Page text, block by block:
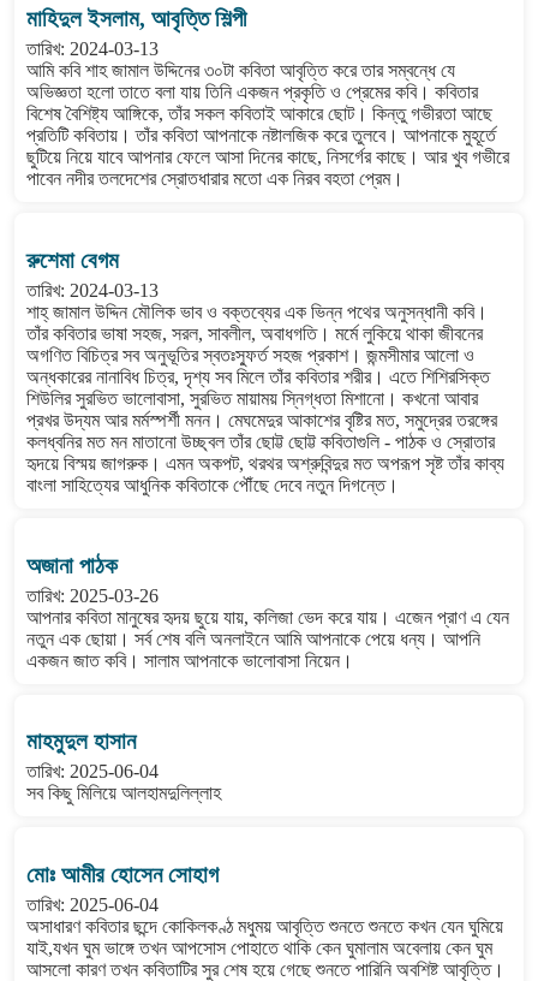
মাহিদুল ইসলাম, আবৃত্তি শিল্পী
তারিখ: 2024-03-13
আমি কবি শাহ জামাল উদ্দিনের ৩০টা কবিতা আবৃত্তি করে তার সম্বন্ধে যে
অভিজ্ঞতা হলো তাতে বলা যায় তিনি একজন প্রকৃতি ও প্রেমের কবি। কবিতার
বিশেষ বৈশিষ্ট্য আঙ্গিকে, তাঁর সকল কবিতাই আকারে ছোট। কিন্তু গভীরতা আছে
প্রতিটি কবিতায়। তাঁর কবিতা আপনাকে নষ্টালজিক করে তুলবে। আপনাকে মুহূর্তে
ছুটিয়ে নিয়ে যাবে আপনার ফেলে আসা দিনের কাছে, নিসর্গের কাছে। আর খুব গভীরে
পাবেন নদীর তলদেশের স্রোতধারার মতো এক নিরব বহতা প্রেম।
রুশেমা বেগম
তারিখ: 2024-03-13
শাহ্ জামাল উদ্দিন মৌলিক ভাব ও বক্তব্যের এক ভিন্ন পথের অনুসন্ধানী কবি।
তাঁর কবিতার ভাষা সহজ, সরল, সাবলীল, অবাধগতি। মর্মে লুকিয়ে থাকা জীবনের
অগণিত বিচিত্র সব অনুভূতির স্বতঃস্ফুর্ত সহজ প্রকাশ। জন্মসীমার আলো ও
অন্ধকারের নানাবিধ চিত্র, দৃশ্য সব মিলে তাঁর কবিতার শরীর। এতে শিশিরসিক্ত
শিউলির সুরভিত ভালোবাসা, সুরভিত মায়াময় স্নিগ্ধতা মিশানো। কখনো আবার
প্রখর উদ্যম আর মর্মস্পর্শী মনন। মেঘমেদুর আকাশের বৃষ্টির মত, সমুদ্রের তরঙ্গের
কলধ্বনির মত মন মাতানো উচ্ছ্বল তাঁর ছোট্ট ছোট্ট কবিতাগুলি - পাঠক ও স্রোতার
হৃদয়ে বিস্ময় জাগরুক। এমন অকপট, থরথর অশ্রুবিন্দুর মত অপরূপ সৃষ্ট তাঁর কাব্য
বাংলা সাহিত্যের আধুনিক কবিতাকে পৌঁছে দেবে নতুন দিগন্তে।
অজানা পাঠক
তারিখ: 2025-03-26
আপনার কবিতা মানুষের হৃদয় ছুয়ে যায়, কলিজা ভেদ করে যায়। এজেন প্রাণ এ যেন
নতুন এক ছোয়া। সর্ব শেষ বলি অনলাইনে আমি আপনাকে পেয়ে ধন্য। আপনি
একজন জাত কবি। সালাম আপনাকে ভালোবাসা নিয়েন।
মাহমুদুল হাসান
তারিখ: 2025-06-04
সব কিছু মিলিয়ে আলহামদুলিল্লাহ
মোঃ আমীর হোসেন সোহাগ
তারিখ: 2025-06-04
অসাধারণ কবিতার ছন্দে কোকিলকণ্ঠ মধুময় আবৃত্তি শুনতে শুনতে কখন যেন ঘুমিয়ে
যাই,যখন ঘুম ভাঙ্গে তখন আপসোস পোহাতে থাকি কেন ঘুমালাম অবেলায় কেন ঘুম
আসলো কারণ তখন কবিতাটির সুর শেষ হয়ে গেছে শুনতে পারিনি অবশিষ্ট আবৃত্তি।